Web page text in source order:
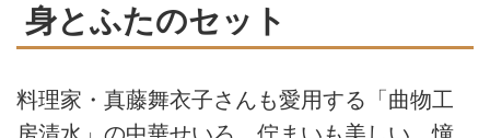
身とふたのセット
料理家・真藤舞衣子さんも愛用する「曲物工